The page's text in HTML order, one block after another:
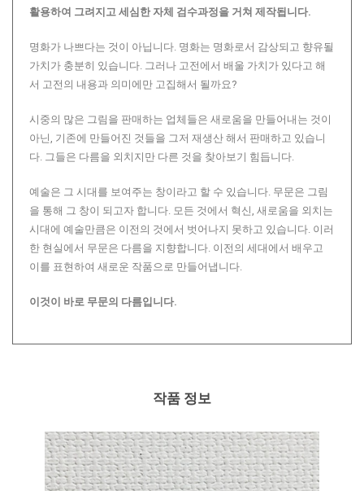
활용하여 그려지고 세심한 자체 검수과정을 거쳐 제작됩니다.
명화가 나쁘다는 것이 아닙니다. 명화는 명화로서 감상되고 향유될
가치가 충분히 있습니다. 그러나 고전에서 배울 가치가 있다고 해
서 고전의 내용과 의미에만 고집해서 될까요?
시중의 많은 그림을 판매하는 업체들은 새로움을 만들어내는 것이
아닌, 기존에 만들어진 것들을 그저 재생산 해서 판매하고 있습니
다. 그들은 다름을 외치지만 다른 것을 찾아보기 힘듭니다.
예술은 그 시대를 보여주는 창이라고 할 수 있습니다. 무문은 그림
을 통해 그 창이 되고자 합니다. 모든 것에서 혁신, 새로움을 외치는
시대에 예술만큼은 이전의 것에서 벗어나지 못하고 있습니다. 이러
한 현실에서 무문은 다름을 지향합니다. 이전의 세대에서 배우고
이를 표현하여 새로운 작품으로 만들어냅니다.
이것이 바로 무문의 다름입니다.
작품 정보